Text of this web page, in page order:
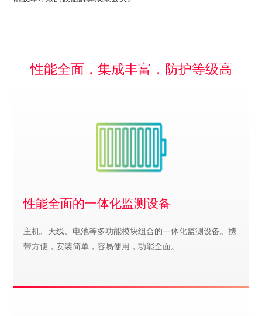
性能全面，集成丰富，防护等级高
性能全面的一体化监测设备
主机、天线、电池等多功能模块组合的一体化监测设备。携
带方便，安装简单，容易使用，功能全面。